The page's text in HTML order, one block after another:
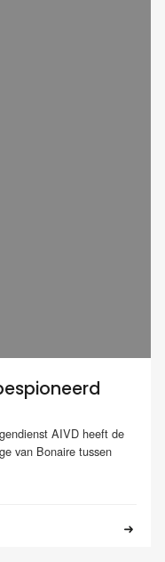
AIVD heeft de
van Bonaire tussen